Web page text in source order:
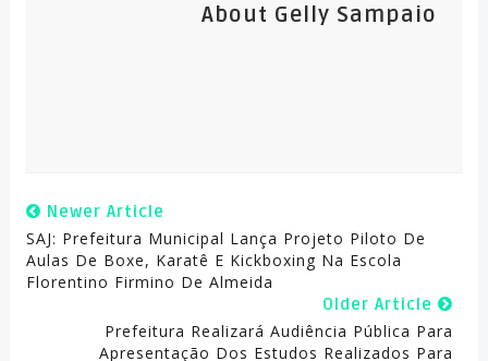
About Gelly Sampaio
Newer Article
SAJ: Prefeitura Municipal Lança Projeto Piloto De
Aulas De Boxe, Karatê E Kickboxing Na Escola
Florentino Firmino De Almeida
Older Article
Prefeitura Realizará Audiência Pública Para
Apresentação Dos Estudos Realizados Para